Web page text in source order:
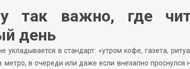
так важно, где
день
укладывается в стандарт: «утром кофе, газета,
метро, в очереди или даже если внезапно